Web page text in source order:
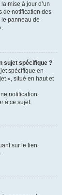
mise à jour d’un
de notification des
panneau de
sujet spécifique ?
spécifique en
», situé en haut et
notification
à ce sujet.
sur le lien